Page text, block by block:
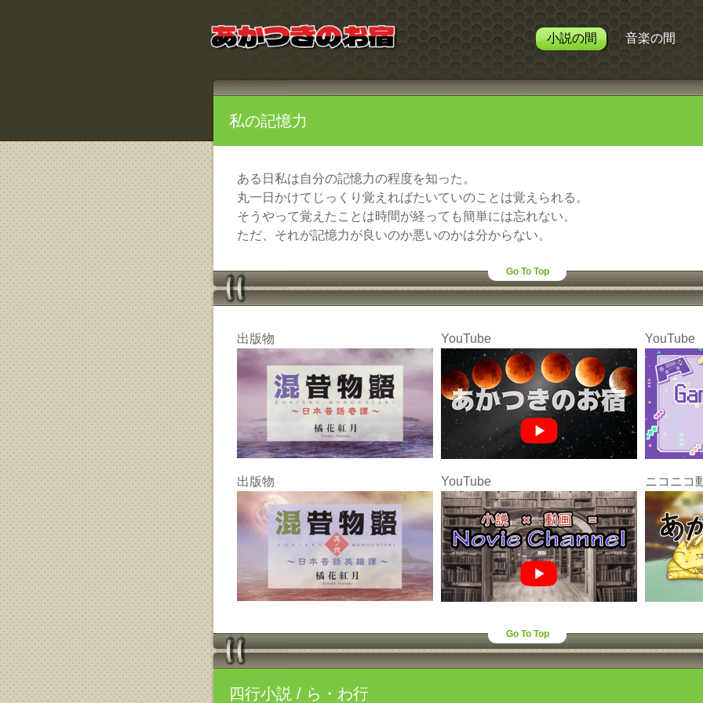
小説の間 音楽の間
私の記憶力
ある日私は自分の記憶力の程度を知った。
丸一日かけてじっくり覚えればたいていのことは覚えられる。
そうやって覚えたことは時間が経っても簡単には忘れない。
ただ、それが記憶力が良いのか悪いのかは分からない。
Go To Top
出版物
出版物
YouTube
YouTube
YouTube
ニコニコ
Go To Top
四行小説 / ら・わ行